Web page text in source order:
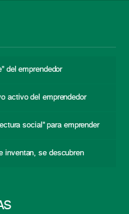
del emprendedor
activo del emprendedor
social” para emprender
inventan, se descubren